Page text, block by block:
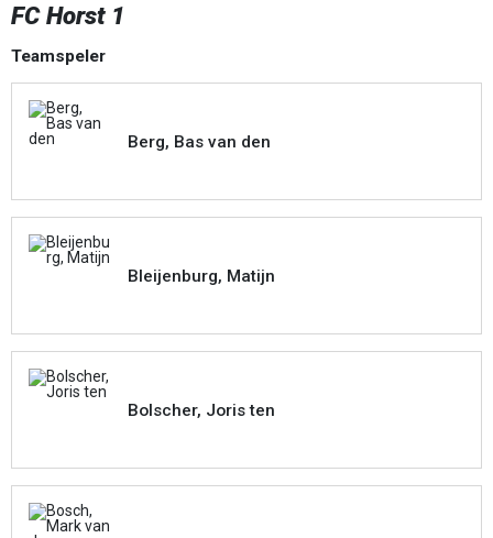
FC Horst 1
Teamspeler
Berg, Bas van den
Bleijenburg, Matijn
Bolscher, Joris ten